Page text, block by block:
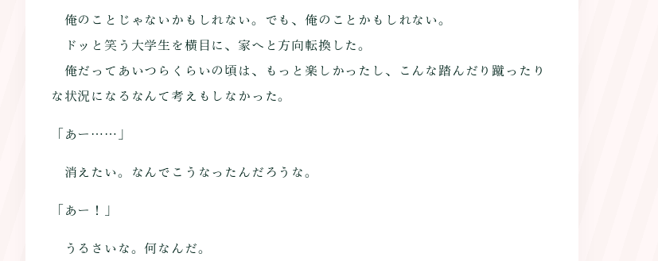
俺のことじゃないかもしれない。でも、俺のことかもしれない。
ドッと笑う大学生を横目に、家へと方向転換した。
俺だってあいつらくらいの頃は、もっと楽しかったし、こんな踏んだり蹴ったり
な状況になるなんて考えもしなかった。
「あー……」
消えたい。なんでこうなったんだろうな。
「あー！」
うるさいな。何なんだ。